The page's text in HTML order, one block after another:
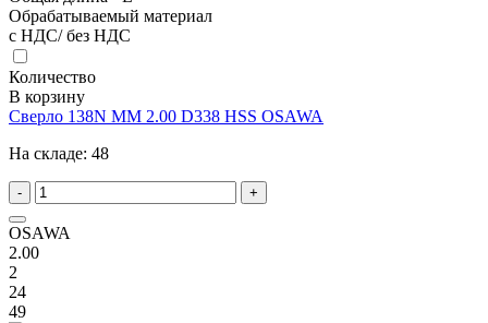
Обрабатываемый материал
с НДС/ без НДС
Количество
В корзину
Сверло 138N MM 2.00 D338 HSS OSAWA
На складе: 48
- +
OSAWA
2.00
2
24
49